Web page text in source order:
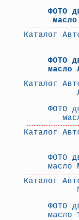
ФОТО
Каталог
ФОТО
масло
Каталог
ФОТО
Каталог
ФОТО
масло
Каталог
ФОТО
масло